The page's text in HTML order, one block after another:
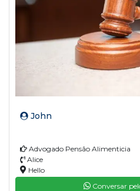
John
Advogado Pensão Alimenticia
Alice
Hello
Conversar